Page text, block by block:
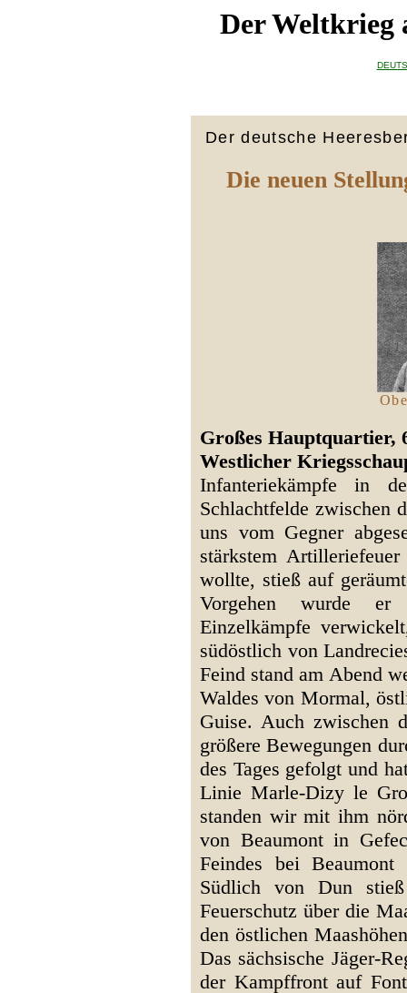
Der Weltkrieg
Der deutsche
Die neuen
Großes Hauptquartier,
Westlicher
Infanteriekämpfe in
Schlachtfelde zwischen
uns vom Gegner
stärkstem
wollte, stieß auf
Vorgehen wurde
Einzelkämpfe
südöstlich von
Feind stand am Abend
Waldes von Mormal,
Guise. Auch zwischen
größere Bewegungen
des Tages gefolgt und
Linie Marle-Dizy le
standen wir mit ihm
von Beaumont in
Feindes bei Beaumont
Südlich von Dun
Feuerschutz über die
den östlichen
Das sächsische Jäger-
der Kampffront auf